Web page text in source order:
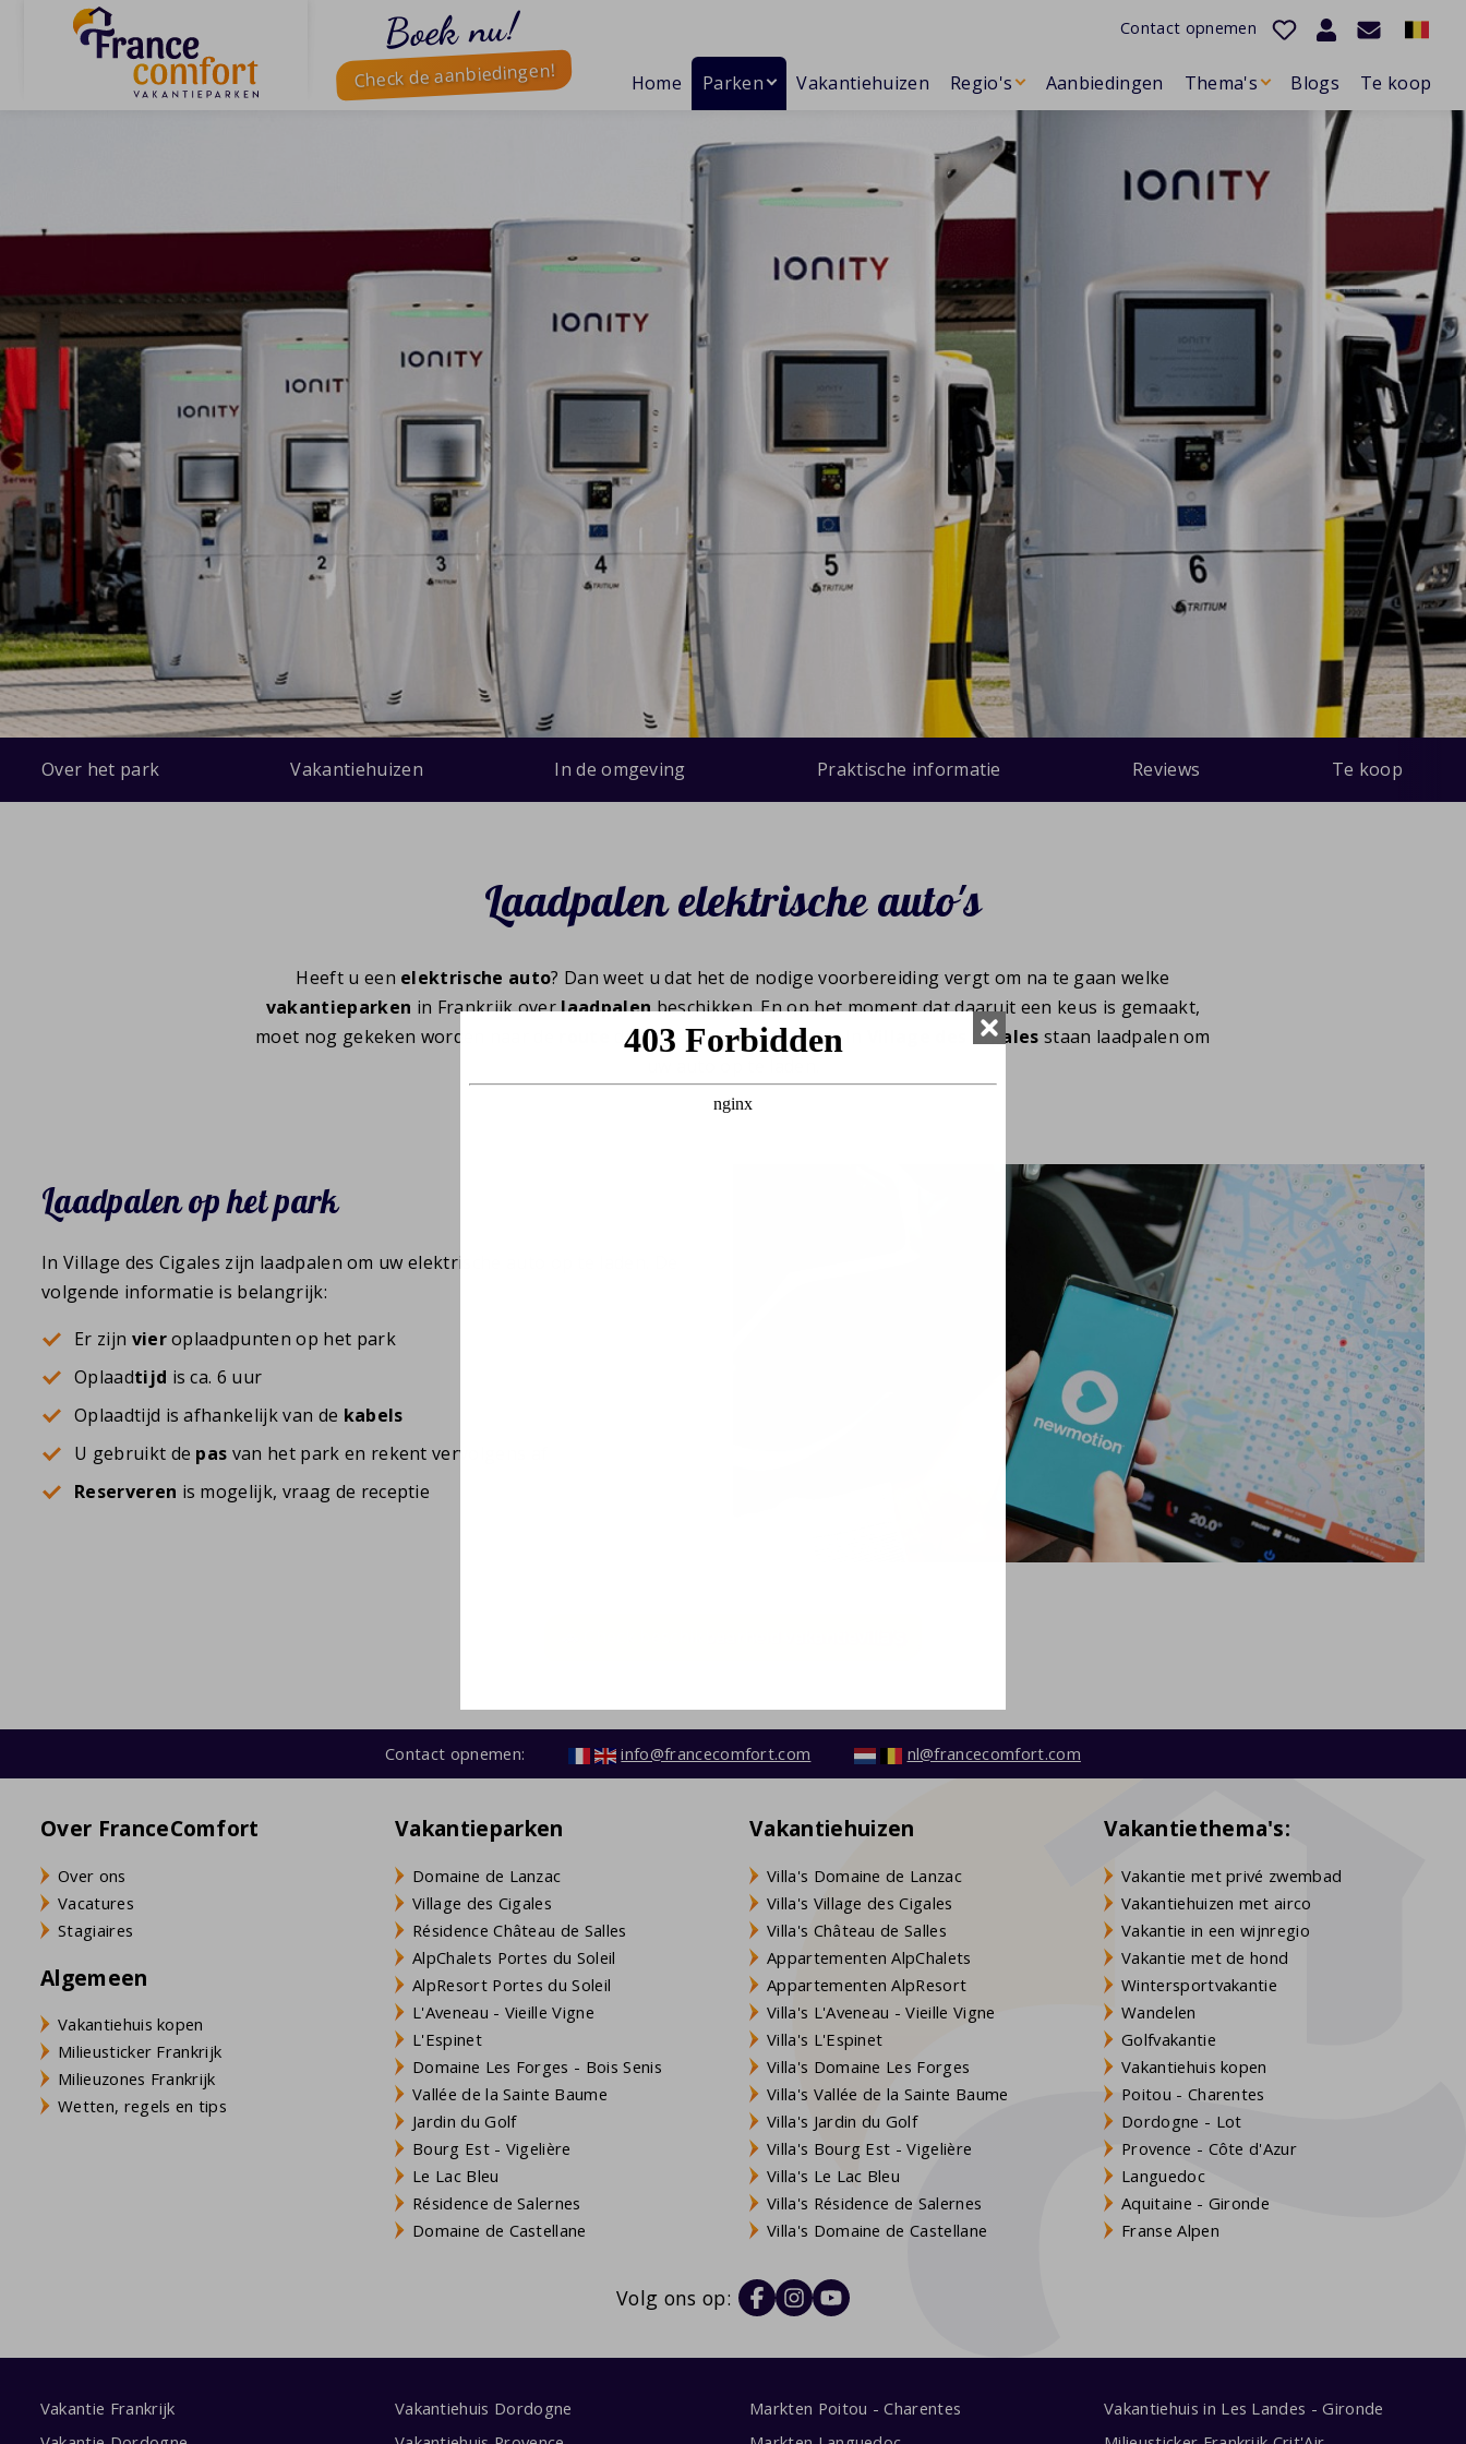
Boek nu!
Check de aanbiedingen!
Contact opnemen
Home Parken Vakantiehuizen Regio's Aanbiedingen Thema's Blogs Te koop
Over het park Vakantiehuizen In de omgeving Praktische informatie Reviews Te koop
Laadpalen elektrische auto's
Heeft u een elektrische auto? Dan weet u dat het de nodige voorbereiding vergt om na te gaan welke
vakantieparken in Frankrijk overlaadpalenbeschikken. En op het moment dat daaruit een keus is gemaakt,
moet nog gekeken worden naar de
die afgelegd moet worden. In Village des Cigales staan laadpalen om
Laadpalen op het park
In Village des Cigales zijn laadpalen om uw elektrische auto op te laden. De
volgende informatie is belangrijk:
Er zijn vieroplaadpunten op het park
Oplaadtijd is ca. 6 uur
Oplaadtijd is afhankelijk van de kabels
U gebruikt de pas van het park en rekent vervolgens af
Reserveren is mogelijk, vraag de receptie
Contact opnemen: info@francecomfort.com nl@francecomfort.com
Over FranceComfort
Over ons
Vacatures
Stagiaires
Algemeen
Vakantiehuis kopen
Milieusticker Frankrijk
Milieuzones Frankrijk
Wetten, regels en tips
Vakantieparken
Domaine de Lanzac
Village des Cigales
Résidence Château de Salles
AlpChalets Portes du Soleil
AlpResort Portes du Soleil
L'Aveneau - Vieille Vigne
L'Espinet
Domaine Les Forges - Bois Senis
Vallée de la Sainte Baume
Jardin du Golf
Bourg Est - Vigelière
Le Lac Bleu
Résidence de Salernes
Domaine de Castellane
Vakantiehuizen
Villa's Domaine de Lanzac
Villa's Village des Cigales
Villa's Château de Salles
Appartementen AlpChalets
Appartementen AlpResort
Villa's L'Aveneau - Vieille Vigne
Villa's L'Espinet
Villa's Domaine Les Forges
Villa's Vallée de la Sainte Baume
Villa's Jardin du Golf
Villa's Bourg Est - Vigelière
Villa's Le Lac Bleu
Villa's Résidence de Salernes
Villa's Domaine de Castellane
Vakantiethema's:
Vakantie met privé zwembad
Vakantiehuizen met airco
Vakantie in een wijnregio
Vakantie met de hond
Wintersportvakantie
Wandelen
Golfvakantie
Vakantiehuis kopen
Poitou - Charentes
Dordogne - Lot
Provence - Côte d'Azur
Languedoc
Aquitaine - Gironde
Franse Alpen
Volg ons op:
Vakantie Frankrijk
Vakantiehuis Dordogne
Markten Poitou - Charentes
Vakantiehuis in Les Landes - Gironde